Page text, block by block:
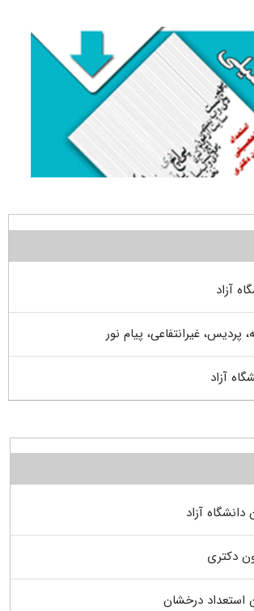
آزاد
پردیس، غیرانتفاعی، پیام نور
آزاد
آزاد
دکتری
استعداد درخشان